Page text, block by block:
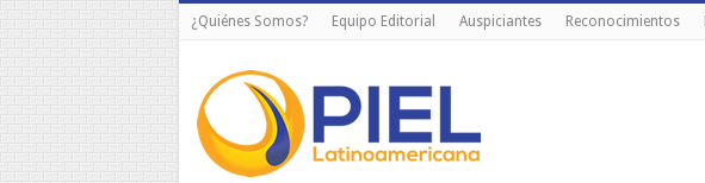
¿Quiénes Somos? Equipo Editorial Auspiciantes Reconocimientos